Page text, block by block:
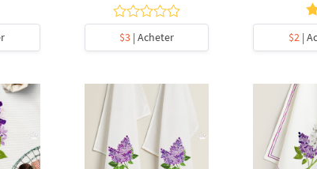
$3| Acheter
$2|